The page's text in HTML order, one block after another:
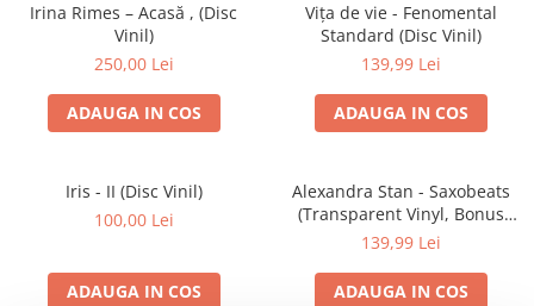
Irina Rimes – Acasă , (Disc
Vinil)
250,00 Lei
ADAUGA IN COS
Vița de vie - Fenomental
Standard (Disc Vinil)
139,99 Lei
ADAUGA IN COS
Iris - II (Disc Vinil)
100,00 Lei
ADAUGA IN COS
Alexandra Stan - Saxobeats
(Transparent Vinyl, Bonus
Tracks) ) (Disc Vinil)
139,99 Lei
ADAUGA IN COS